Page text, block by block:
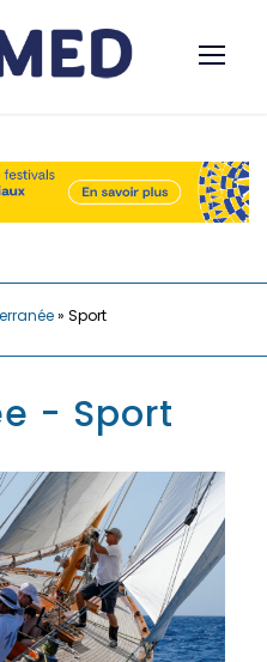
» Sport
- Sport